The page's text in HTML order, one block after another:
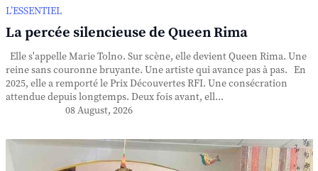
L’ESSENTIEL
La percée silencieuse de Queen Rima
Elle s'appelle Marie Tolno. Sur scène, elle devient Queen Rima. Une
reine sans couronne bruyante. Une artiste qui avance pas à pas. En
2025, elle a remporté le Prix Découvertes RFI. Une consécration
attendue depuis longtemps. Deux fois avant, ell...
08 August, 2026